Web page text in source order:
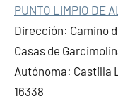
PUNTO LIMPIO DE
Dirección: Camino
Casas de
Autónoma: Castilla
16338